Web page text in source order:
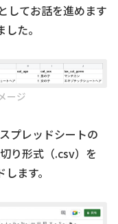
してお話を進めます
た。
ージ
プレッドシートの
り形式（.csv）を
ます。